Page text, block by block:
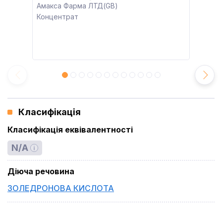
Амакса Фарма ЛТД(GB)
Концентрат
Класифікація
Класифікація еквівалентності
N/A
Діюча речовина
ЗОЛЕДРОНОВА КИСЛОТА